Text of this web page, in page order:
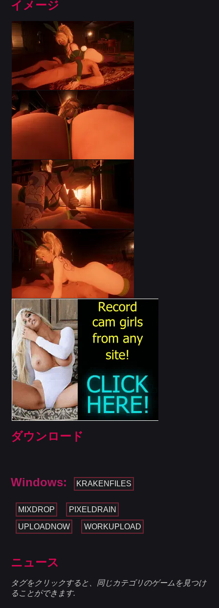
イメージ
ダウンロード
Windows: KRAKENFILES
MIXDROP PIXELDRAIN
UPLOADNOW WORKUPLOAD
ニュース
タグをクリックすると、同じカテゴリのゲームを見つけ
ることができます.